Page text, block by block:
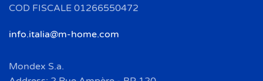
COD FISCALE 01266550472
info.italia@m-home.com
Mondex S.a.